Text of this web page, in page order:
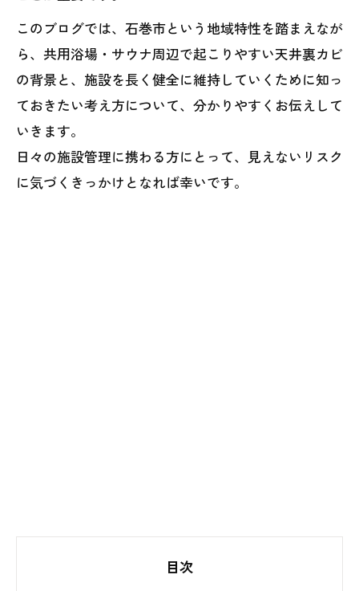
このブログでは、石巻市という地域特性を踏まえなが
ら、共用浴場・サウナ周辺で起こりやすい天井裏カビ
の背景と、施設を長く健全に維持していくために知っ
ておきたい考え方について、分かりやすくお伝えして
いきます。
日々の施設管理に携わる方にとって、見えないリスク
に気づくきっかけとなれば幸いです。
目次